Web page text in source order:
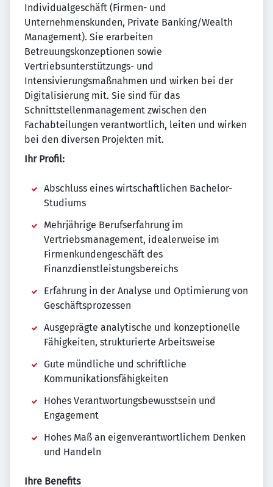
Individualgeschäft (Firmen- und
Unternehmenskunden, Private Banking/Wealth
Management). Sie erarbeiten
Betreuungskonzeptionen sowie
Vertriebsunterstützungs- und
Intensivierungsmaßnahmen und wirken bei der
Digitalisierung mit. Sie sind für das
Schnittstellenmanagement zwischen den
Fachabteilungen verantwortlich, leiten und wirken
bei den diversen Projekten mit.
Ihr Profil:
Abschluss eines wirtschaftlichen Bachelor-
Studiums
Mehrjährige Berufserfahrung im
Vertriebsmanagement, idealerweise im
Firmenkundengeschäft des
Finanzdienstleistungsbereichs
Erfahrung in der Analyse und Optimierung von
Geschäftsprozessen
Ausgeprägte analytische und konzeptionelle
Fähigkeiten, strukturierte Arbeitsweise
Gute mündliche und schriftliche
Kommunikationsfähigkeiten
Hohes Verantwortungsbewusstsein und
Engagement
Hohes Maß an eigenverantwortlichem Denken
und Handeln
Ihre Benefits